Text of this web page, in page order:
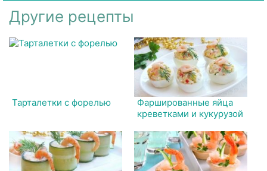
Другие рецепты
Тарталетки с форелью
Фаршированные яйца
креветками и кукурузой